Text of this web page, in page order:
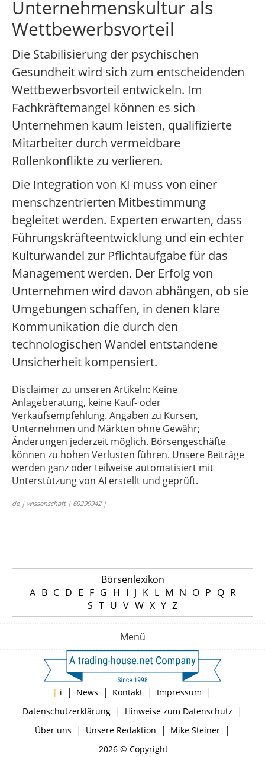
Unternehmenskultur als
Wettbewerbsvorteil
Die Stabilisierung der psychischen
Gesundheit wird sich zum entscheidenden
Wettbewerbsvorteil entwickeln. Im
Fachkräftemangel können es sich
Unternehmen kaum leisten, qualifizierte
Mitarbeiter durch vermeidbare
Rollenkonflikte zu verlieren.
Die Integration von KI muss von einer
menschzentrierten Mitbestimmung
begleitet werden. Experten erwarten, dass
Führungskräfteentwicklung und ein echter
Kulturwandel zur Pflichtaufgabe für das
Management werden. Der Erfolg von
Unternehmen wird davon abhängen, ob sie
Umgebungen schaffen, in denen klare
Kommunikation die durch den
technologischen Wandel entstandene
Unsicherheit kompensiert.
Disclaimer zu unseren Artikeln: Keine
Anlageberatung, keine Kauf- oder
Verkaufsempfehlung. Angaben zu Kursen,
Unternehmen und Märkten ohne Gewähr;
Änderungen jederzeit möglich. Börsengeschäfte
können zu hohen Verlusten führen. Unsere Beiträge
werden ganz oder teilweise automatisiert mit
Unterstützung von AI erstellt und geprüft.
de | wissenschaft | 69299942 |
Börsenlexikon
A B C D E F G H I J K L M N O P Q R
S T U V W X Y Z
Menü
| i | News | Kontakt | Impressum |
Datenschutzerklärung| Hinweise zum Datenschutz |
Über uns | Unsere Redaktion | Mike Steiner|
2026 © Copyright